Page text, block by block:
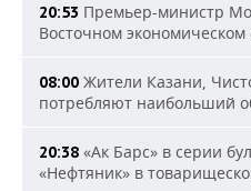
20:53 Премьер-министр
Восточном
08:00 Жители Казани,
потребляют наибольший
20:38 «Ак Барс» в серии
«Нефтяник» в